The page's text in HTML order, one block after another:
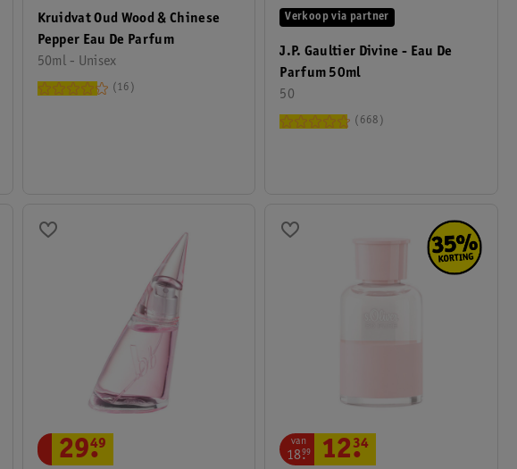
Kruidvat Oud Wood & Chinese
Pepper Eau De Parfum
50ml - Unisex
16
J.P. Gaultier Divine - Eau De
Parfum 50ml
50
Verkoop via partner
668
29.
49 van
18.
99 12.
34